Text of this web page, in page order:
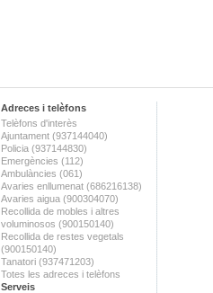
Adreces i telèfons
Telèfons d'interès
Ajuntament (937144040)
Policia (937144830)
Emergències (112)
Ambulàncies (061)
Avaries enllumenat (686216138)
Avaries aigua (900304070)
Recollida de mobles i altres
voluminosos (900150140)
Recollida de restes vegetals
(900150140)
Tanatori (937471203)
Totes les adreces i telèfons
Serveis